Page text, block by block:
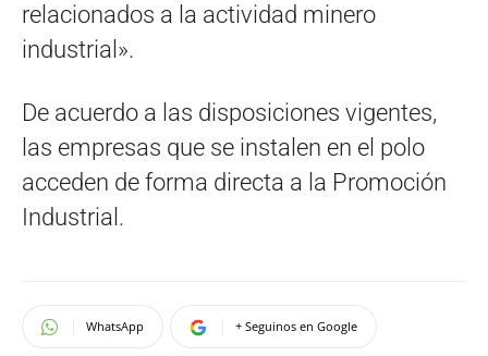
relacionados a la actividad minero
industrial».
De acuerdo a las disposiciones vigentes,
las empresas que se instalen en el polo
acceden de forma directa a la Promoción
Industrial.
WhatsApp + Seguinos en Google